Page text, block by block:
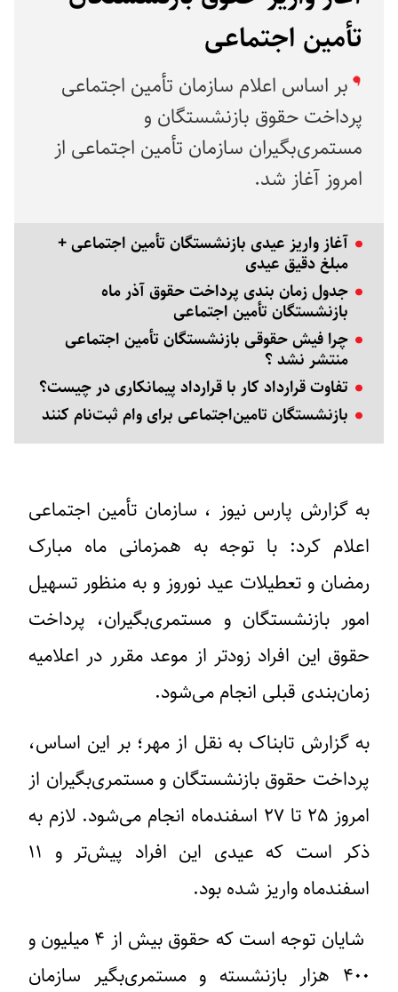
تأمین اجتماعی
بر اساس اعلام سازمان تأمین اجتماعی
پرداخت حقوق بازنشستگان و
مستمری‌بگیران سازمان تأمین اجتماعی از
امروز آغاز شد.
آغاز واریز عیدی بازنشستگان تأمین اجتماعی +
مبلغ دقیق عیدی
جدول زمان‌ بندی پرداخت حقوق آذر ماه
بازنشستگان تأمین اجتماعی
چرا فیش حقوقی بازنشستگان تأمین اجتماعی
منتشر نشد ؟
تفاوت قرارداد کار با قرارداد پیمانکاری در چیست؟
بازنشستگان تامین‌اجتماعی برای وام ثبت‌نام کنند
به گزارش پارس نیوز ، سازمان تأمین اجتماعی
اعلام کرد: با توجه به همزمانی ماه مبارک
رمضان و تعطیلات عید نوروز و به منظور تسهیل
امور بازنشستگان و مستمری‌بگیران، پرداخت
حقوق این افراد زودتر از موعد مقرر در اعلامیه
زمان‌بندی قبلی انجام می‌شود.
به گزارش تابناک به نقل از مهر؛ بر این اساس،
پرداخت حقوق بازنشستگان و مستمری‌بگیران از
امروز ۲۵ تا ۲۷ اسفندماه انجام می‌شود. لازم به
ذکر است که عیدی این افراد پیش‌تر و ۱۱
اسفندماه واریز شده بود.
شایان توجه است که حقوق بیش از ۴ میلیون و
۴۰۰ هزار بازنشسته و مستمری‌بگیر سازمان